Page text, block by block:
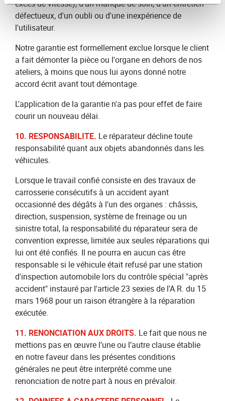
excès de vitesse), d'un manque de soin, d'un entretien
défectueux, d'un oubli ou d'une inexpérience de
l'utilisateur.
Notre garantie est formellement exclue lorsque le client
a fait démonter la pièce ou l'organe en dehors de nos
ateliers, à moins que nous lui ayons donné notre
accord écrit avant tout démontage.
L'application de la garantie n'a pas pour effet de faire
courir un nouveau délai.
10. RESPONSABILITE. Le réparateur décline toute
responsabilité quant aux objets abandonnés dans les
véhicules.
Lorsque le travail confié consiste en des travaux de
carrosserie consécutifs à un accident ayant
occasionné des dégâts à l'un des organes : châssis,
direction, suspension, système de freinage ou un
sinistre total, la responsabilité du réparateur sera de
convention expresse, limitée aux seules réparations qui
lui ont été confiés. Il ne pourra en aucun cas être
responsable si le véhicule était refusé par une station
d'inspection automobile lors du contrôle spécial "après
accident" instauré par l'article 23 sexies de l'A.R. du 15
mars 1968 pour un raison étrangère à la réparation
exécutée.
11. RENONCIATION AUX DROITS. Le fait que nous ne
mettions pas en œuvre l’une ou l’autre clause établie
en notre faveur dans les présentes conditions
générales ne peut être interprété comme une
renonciation de notre part à nous en prévaloir.